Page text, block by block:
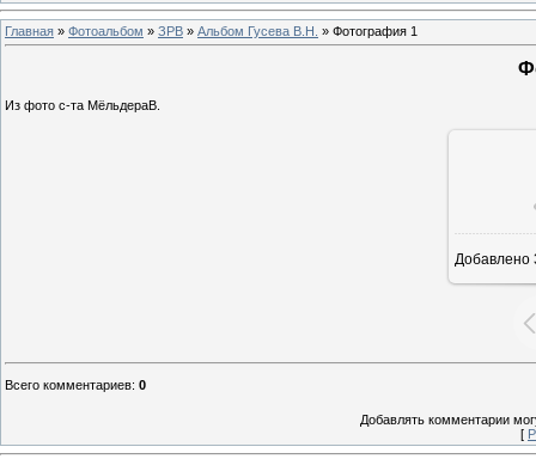
Главная » Фотоальбом » ЗРВ » Альбом Гусева В.Н. » Фотография 1
Из фото с-та МёльдераВ.
Добавлено
Всего комментариев: 0
Добавлять комментарии
[